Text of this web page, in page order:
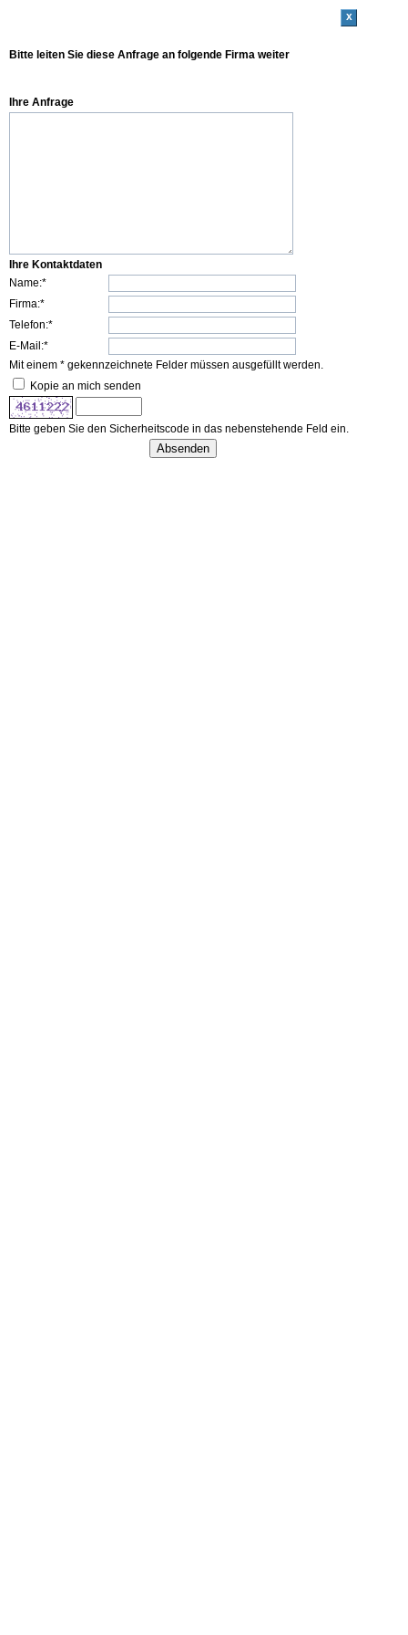
x
Bitte leiten Sie diese Anfrage an folgende Firma weiter
Ihre Anfrage
Ihre Kontaktdaten
Name:*
Firma:*
Telefon:*
E-Mail:*
Mit einem * gekennzeichnete Felder müssen ausgefüllt werden.
Kopie an mich senden
Bitte geben Sie den Sicherheitscode in das nebenstehende Feld ein.